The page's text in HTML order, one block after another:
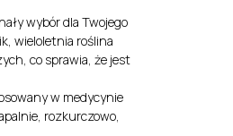
wybór dla Twojego
wieloletnia roślina
co sprawia, że jest
w medycynie
rozkurczowo,